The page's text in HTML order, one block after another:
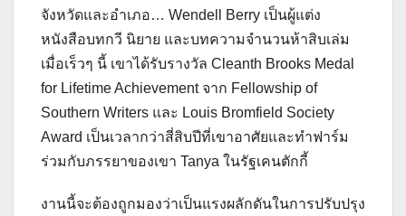
จังหวัดและอำเภอ… Wendell Berry เป็นผู้แต่ง
หนังสือบทกวี นิยาย และบทความจำนวนห้าสิบเล่ม
เมื่อเร็วๆ นี้ เขาได้รับรางวัล Cleanth Brooks Medal
for Lifetime Achievement จาก Fellowship of
Southern Writers และ Louis Bromfield Society
Award เป็นเวลากว่าสี่สิบปีที่เขาอาศัยและทำฟาร์ม
ร่วมกับภรรยาของเขา Tanya ในรัฐเคนตักกี้
งานนี้จะต้องถูกมองว่าเป็นแรงผลักดันในการปรับปรุง